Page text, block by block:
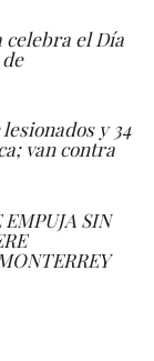
celebra el Día
y 34
van contra
SIN